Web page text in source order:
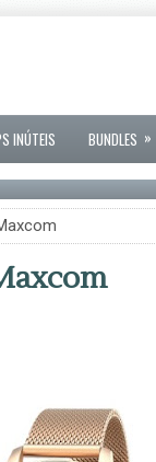
INÚTEIS BUNDLES »